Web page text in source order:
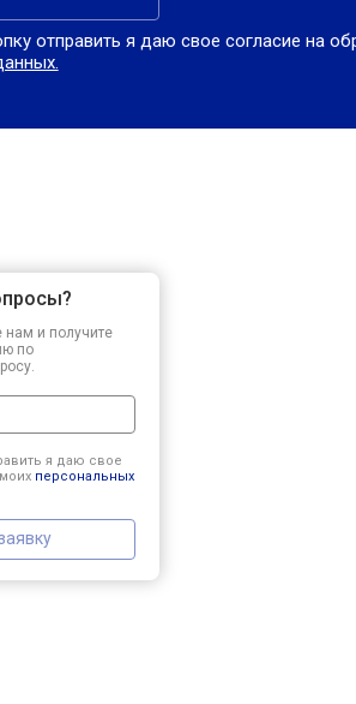
отправить я даю свое согласие на
нам и получите
по
я даю свое
персональных